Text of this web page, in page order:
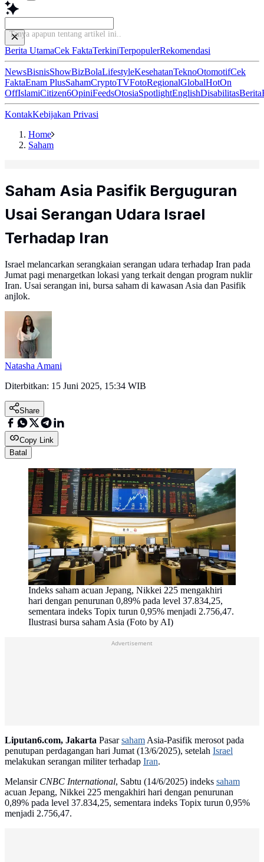
Tanya apapun tentang artikel
Berita UtamaCek FaktaTerkiniTerpopulerRekomendasi
NewsBisnisShowBizBolaLifestyleKesehatanTeknoOtomotifCek
FaktaEnam PlusSahamCryptoTVFotoRegionalGlobalHotOn
OffIslamiCitizen6OpiniFeedsOtosiaSpotlightEnglishDisabilitasBerita
KontakKebijakan Privasi
Home
Saham
Saham Asia Pasifik Berguguran
Usai Serangan Udara Israel
Terhadap Iran
Israel melancarkan serangkaian serangan udara terhadap Iran pada
Jumat pagi menargetkan lokasi yang terkait dengan program nuklir
Iran. Usai serangan ini, bursa saham di kawasan Asia dan Pasifik
anjlok.
Natasha Amani
Diterbitkan: 15 Juni 2025, 15:34 WIB
Share
Copy Link
Batal
Indeks saham acuan Jepang, Nikkei 225 mengakhiri
hari dengan penurunan 0,89% pada level 37.834,25,
sementara indeks Topix turun 0,95% menjadi 2.756,47.
Ilustrasi bursa saham Asia (Foto by AI)
Advertisement
Liputan6.com, Jakarta PasarsahamAsia-Pasifik merosot pada
penutupan perdagangan hari Jumat (13/6/2025), setelah Israel
melakukan serangan militer terhadap Iran.
Melansir CNBC International, Sabtu (14/6/2025) indeks saham
acuan Jepang, Nikkei 225 mengakhiri hari dengan penurunan
0,89% pada level 37.834,25, sementara indeks Topix turun 0,95%
menjadi 2.756,47.